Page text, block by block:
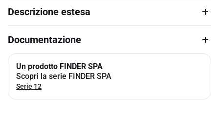
Descrizione estesa
Documentazione
Un prodotto FINDER SPA
Scopri la serie FINDER SPA
Serie 12